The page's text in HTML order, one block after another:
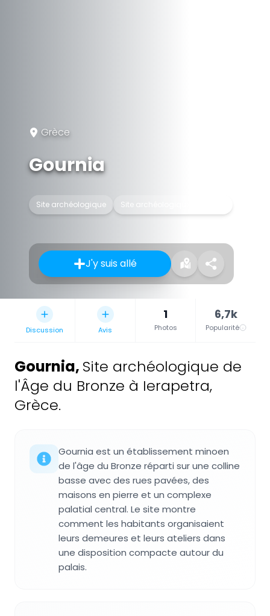
Grèce
Gournia
Site archéologique Site archéologique de Grèce
J'y suis allé
Discussion Avis
1
Photos
6,7k
Popularité
Gournia, Site archéologique de
l'Âge du Bronze à Ierapetra,
Grèce.
Gournia est un établissement minoen
de l'âge du Bronze réparti sur une colline
basse avec des rues pavées, des
maisons en pierre et un complexe
palatial central. Le site montre
comment les habitants organisaient
leurs demeures et leurs ateliers dans
une disposition compacte autour du
palais.